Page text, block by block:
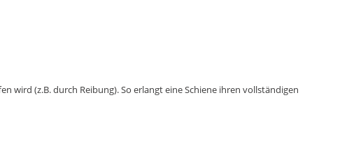
wird (z.B. durch Reibung). So erlangt eine Schiene ihren vollständigen